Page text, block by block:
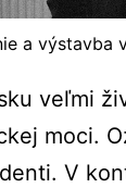
a výstavba
veľmi
moci.
V